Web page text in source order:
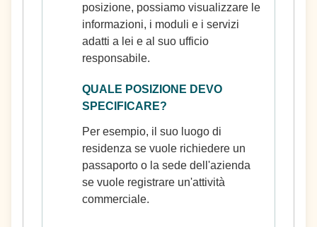
posizione, possiamo visualizzare le
informazioni, i moduli e i servizi
adatti a lei e al suo ufficio
responsabile.
QUALE POSIZIONE DEVO
SPECIFICARE?
Per esempio, il suo luogo di
residenza se vuole richiedere un
passaporto o la sede dell'azienda
se vuole registrare un'attività
commerciale.